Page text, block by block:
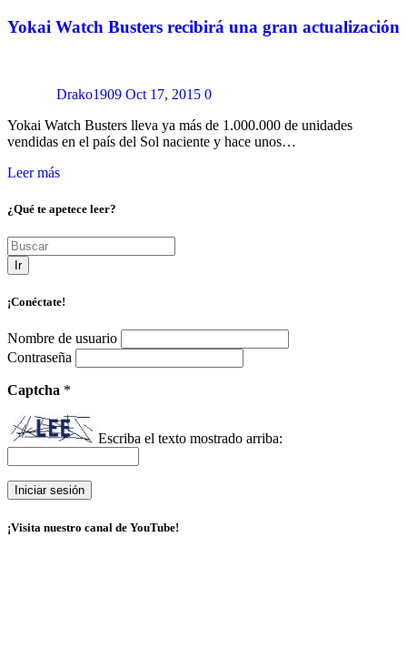
Yokai Watch Busters recibirá una gran actualización
Drako1909 Oct 17, 2015 0
Yokai Watch Busters lleva ya más de 1.000.000 de unidades
vendidas en el país del Sol naciente y hace unos…
Leer más
¿Qué te apetece leer?
Ir
¡Conéctate!
Nombre de usuario
Contraseña
Captcha *
Escriba el texto mostrado arriba:
¡Visita nuestro canal de YouTube!